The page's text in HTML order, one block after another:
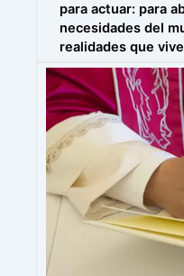
para actuar: para
necesidades del
realidades que